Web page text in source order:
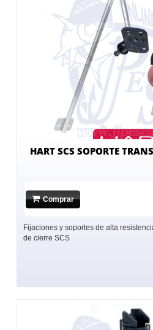
HART SCS SOPORTE
Comprar
Fijaciones y soportes de alta
de cierre SCS